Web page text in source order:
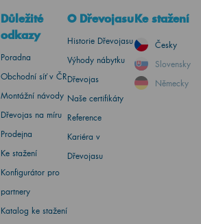
Důležité
odkazy
Poradna
Obchodní síť v ČR
Montážní návody
Dřevojas na míru
Prodejna
Ke stažení
Konfigurátor pro
partnery
Katalog ke stažení
O Dřevojasu
Historie Dřevojasu
Výhody nábytku
Dřevojas
Naše certifikáty
Reference
Kariéra v
Dřevojasu
Ke stažení
Česky
Slovensky
Německy